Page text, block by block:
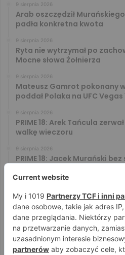
9 sierpnia 2026
Arab oszczędził
padła konkretna kwota
9 sierpnia 2026
Ryta nie wytrzymał po
Mocne słowa Żołnierza
9 sierpnia 2026
Mateusz Gamrot pokonany
poddał Polaka na UFC Vegas
9 sierpnia 2026
PRIME 18: Arek Tańcula
walkę wieczoru
9 sierpnia 2026
PRIME 18: Jacek Murański
PRIME 18: Mariusz Wach
Team zwyciężył w 3. rundzie
8 sierpnia 2026
PRIME 18: Bagieta wrócił i
2. rundzie